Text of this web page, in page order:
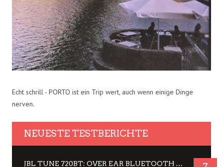
Echt schrill - PORTO ist ein Trip wert, auch wenn einige Dinge
nerven.
NEUESTE TESTBERICHTE
JBL TUNE 720BT: OVER EAR BLUETOOTH KOPFHÖRER UM DIE 50,-€ IM DAUER-TEST